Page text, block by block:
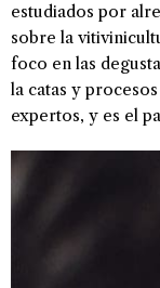
estudiados por
sobre la
foco en las
la catas y
expertos, y es el